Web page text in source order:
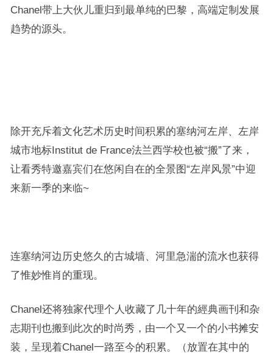
Chanel带上大伙儿重归到最单纯的巴黎，高端定制发展
趋势的源头。
除开充斥着文化艺术历史时间积累的塞纳河左岸、左岸
城市地标Institut de France法兰西学校也被“搬”了来，
让看秀特邀嘉宾们在悠闲自在的全景图“左岸风景”中迎
来新一季的来临~
连塞纳河边历史悠久的古城墙、河里急湍的流水也获得
了惟妙惟肖的重现。
Chanel还将独家代理个人收藏了几十年的經典画刊和杂
志期刊也搬到此次的时尚秀，由一个又一个的小书摊安
装，呈现着Chanel一路至今的积累。（放置在其中的